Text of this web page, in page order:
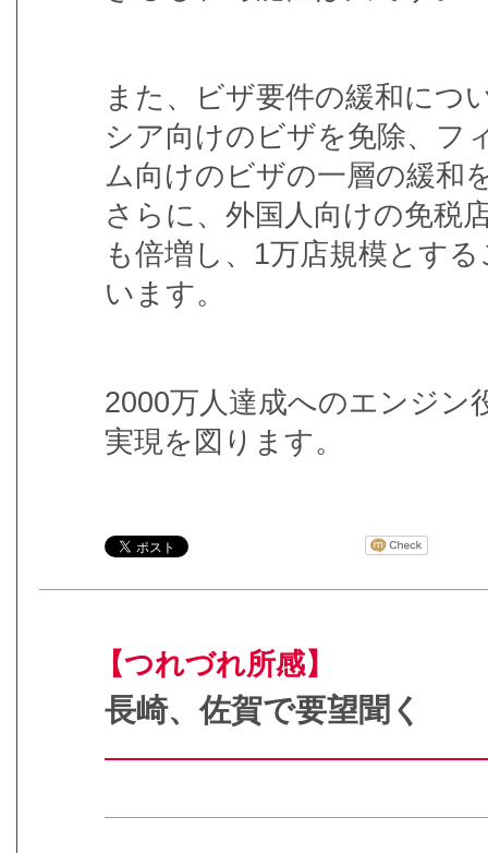
また、ビザ要件の緩和につ
シア向けのビザを免除、フ
ム向けのビザの一層の緩和
さらに、外国人向けの免税
も倍増し、1万店規模とす
います。
2000万人達成へのエンジン
実現を図ります。
【つれづれ所感】
長崎、佐賀で要望聞く